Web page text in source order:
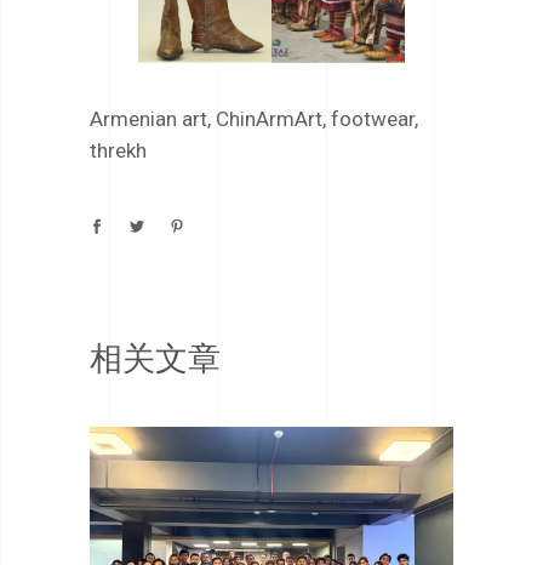
Armenian art, ChinArmArt, footwear,
threkh
相关文章